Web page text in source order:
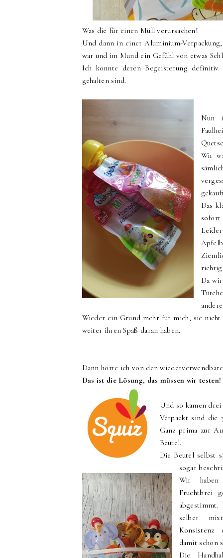
Was die für einen Müll verursachen!
Und dann in einer Aluminium-
war und im Mund ein Gefühl von etwas
Ich konnte deren Begeisterung
gehalten sind.
Nun
Wir
Das
sofort
richtig
Da
Wieder ein Grund mehr für mich, sie
weiter ihren Spaß daran haben.
Dann hörte ich von den
Das ist die Lösung, das müssen wir testen!
Und so kamen
Verpackt sind die
Ganz prima zur
Beutel.
Die Beutel selbst
sogar
Wir haben
Fruchtbrei
selber
Konsistenz
damit schon
Die